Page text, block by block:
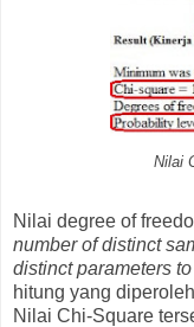
Nilai
Nilai degree of
number of distinct
distinct parameters
hitung yang
Nilai Chi-Square